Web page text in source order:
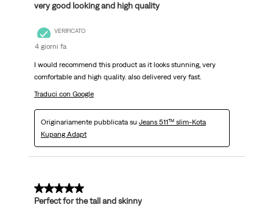
very good looking and high quality
VERIFICATO
4 giorni fa
I would recommend this product as it looks stunning, very
comfortable and high quality. also delivered very fast.
Traduci con Google
Originariamente pubblicata su Jeans 511™ slim-Kota
Kupang Adapt
5 su 5 stelle.
Perfect for the tall and skinny